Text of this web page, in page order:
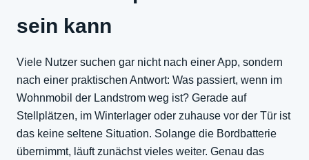
sein kann
Viele Nutzer suchen gar nicht nach einer App, sondern
nach einer praktischen Antwort: Was passiert, wenn im
Wohnmobil der Landstrom weg ist? Gerade auf
Stellplätzen, im Winterlager oder zuhause vor der Tür ist
das keine seltene Situation. Solange die Bordbatterie
übernimmt, läuft zunächst vieles weiter. Genau das